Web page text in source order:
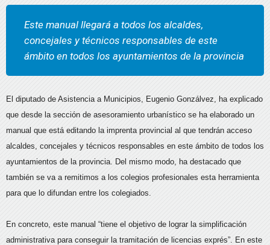
Este manual llegará a todos los alcaldes,
concejales y técnicos responsables de este
ámbito en todos los ayuntamientos de la provincia
El diputado de Asistencia a Municipios, Eugenio Gonzálvez, ha explicado
que desde la sección de asesoramiento urbanístico se ha elaborado un
manual que está editando la imprenta provincial al que tendrán acceso
alcaldes, concejales y técnicos responsables en este ámbito de todos los
ayuntamientos de la provincia. Del mismo modo, ha destacado que
también se va a remitimos a los colegios profesionales esta herramienta
para que lo difundan entre los colegiados.
En concreto, este manual “tiene el objetivo de lograr la simplificación
administrativa para conseguir la tramitación de licencias exprés”. En este